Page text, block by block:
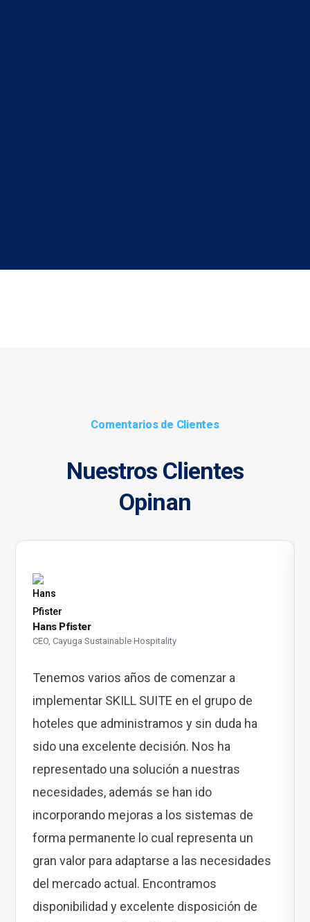
Comentarios de Clientes
Nuestros Clientes
Opinan
Hans Pfister
CEO, Cayuga Sustainable Hospitality
Tenemos varios años de comenzar a
implementar SKILL SUITE en el grupo de
hoteles que administramos y sin duda ha
sido una excelente decisión. Nos ha
representado una solución a nuestras
necesidades, además se han ido
incorporando mejoras a los sistemas de
forma permanente lo cual representa un
gran valor para adaptarse a las necesidades
del mercado actual. Encontramos
disponibilidad y excelente disposición de